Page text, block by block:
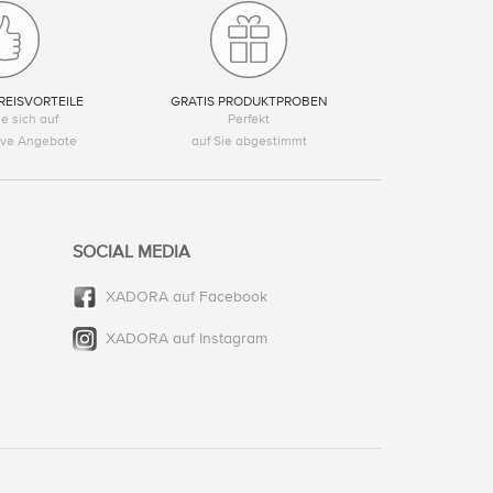
sich auf
Angebote
GRATIS PRODUKTPROBEN
Perfekt
auf Sie abgestimmt
SOCIAL MEDIA
XADORA auf Facebook
XADORA auf Instagram